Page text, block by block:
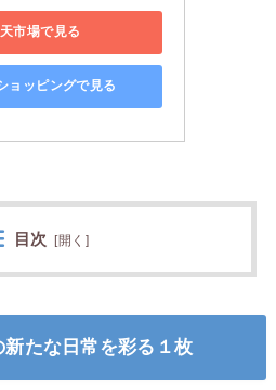
市場で見る
ョッピングで見る
目次 [開く ]
たな日常を彩る１枚